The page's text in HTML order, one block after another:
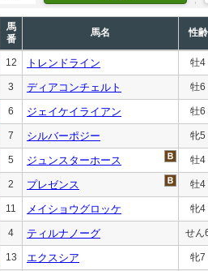
馬
番
馬名 性齢
12 トレンドライン 牡4
3 ディアコンチェルト 牡6
6 ジェイケイライアン 牡6
7 シルバーポジー 牝5
5 ジュンスターホース 牡4
2 プレゼンス 牡4
11 メイショウグロッケ 牝4
4 ティルナノーグ せん
13 エクスシア 牝7